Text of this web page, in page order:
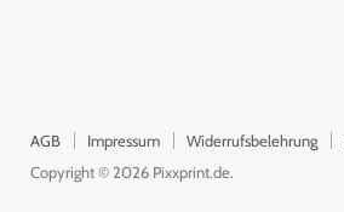
AGB Impressum Widerrufsbelehrung
Copyright © 2026 Pixxprint.de.